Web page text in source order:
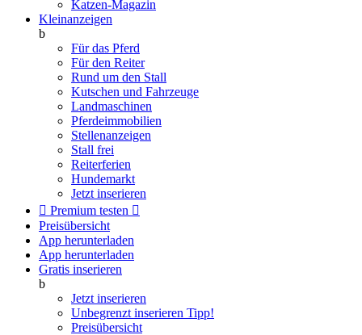
Katzen-Magazin
Kleinanzeigen
b
Für das Pferd
Für den Reiter
Rund um den Stall
Kutschen und Fahrzeuge
Landmaschinen
Pferdeimmobilien
Stellenanzeigen
Stall frei
Reiterferien
Hundemarkt
Jetzt inserieren
 Premium testen 
Preisübersicht
App herunterladen
App herunterladen
Gratis inserieren
b
Jetzt inserieren
Unbegrenzt inserieren Tipp!
Preisübersicht